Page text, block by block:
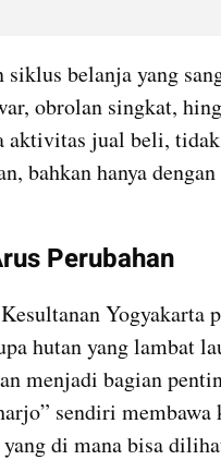
belanja yang
obrolan singkat,
aktivitas jual beli,
bahkan hanya
Perubahan
Yogyakarta
hutan yang lambat
menjadi bagian
sendiri membawa
di mana bisa